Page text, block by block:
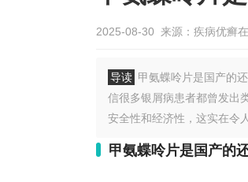
2025-08-30 来源： 疾病优癣
导读 甲氨蝶呤片是国产的
信很多银屑病患者都曾发出
安全性和经济性，这实在令
甲氨蝶呤片是国产的